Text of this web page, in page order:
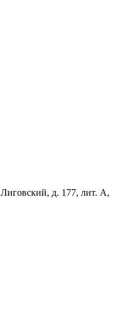
д. 177, лит. А,